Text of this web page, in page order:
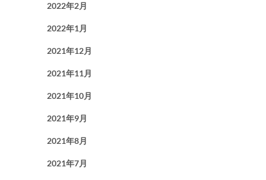
2022年2月
2022年1月
2021年12月
2021年11月
2021年10月
2021年9月
2021年8月
2021年7月